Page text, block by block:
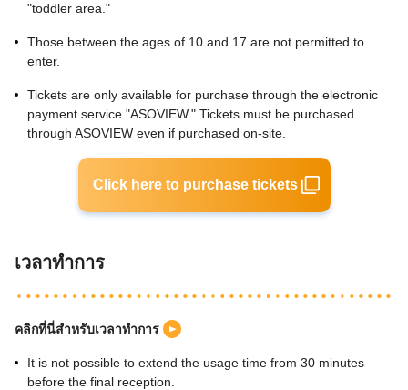
"toddler area."
Those between the ages of 10 and 17 are not permitted to
enter.
Tickets are only available for purchase through the electronic
payment service "ASOVIEW." Tickets must be purchased
through ASOVIEW even if purchased on-site.
Click here to purchase tickets
เวลาทำการ
คลิกที่นี่สำหรับเวลาทำการ
It is not possible to extend the usage time from 30 minutes
before the final reception.